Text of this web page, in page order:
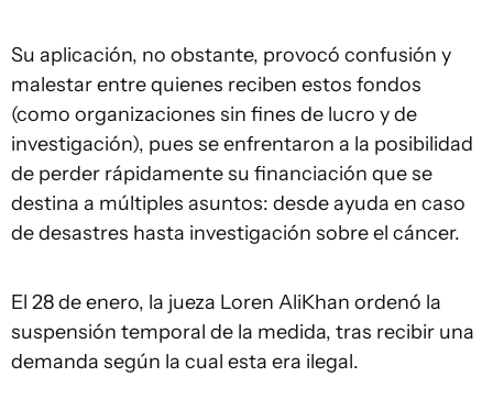
Su aplicación, no obstante, provocó confusión y
malestar entre quienes reciben estos fondos
(como organizaciones sin fines de lucro y de
investigación), pues se enfrentaron a la posibilidad
de perder rápidamente su financiación que se
destina a múltiples asuntos: desde ayuda en caso
de desastres hasta investigación sobre el cáncer.
El 28 de enero, la jueza Loren AliKhan ordenó la
suspensión temporal de la medida, tras recibir una
demanda según la cual esta era ilegal.